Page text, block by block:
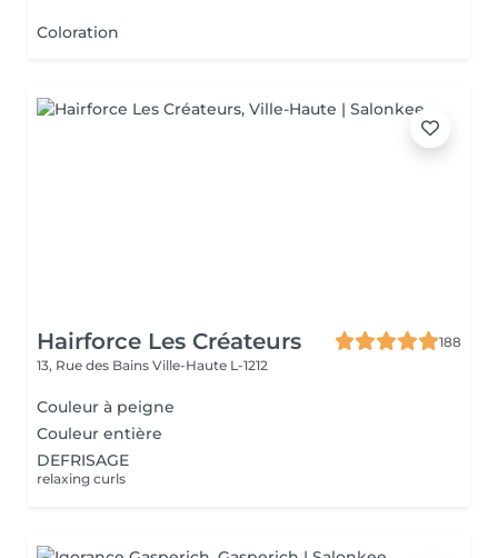
Coloration
Hairforce Les Créateurs
188
13, Rue des Bains Ville-Haute L-1212
Couleur à peigne
Couleur entière
DEFRISAGE
relaxing curls